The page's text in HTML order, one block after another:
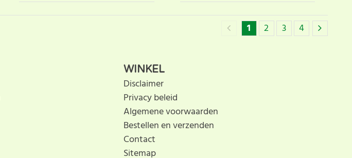
1 2 3 4
WINKEL
Disclaimer
Privacy beleid
Algemene voorwaarden
Bestellen en verzenden
Contact
Sitemap